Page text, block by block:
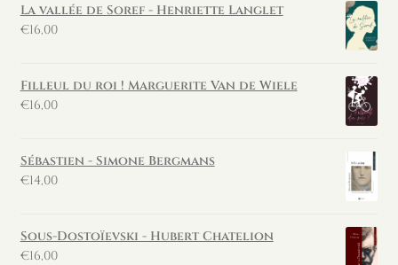
La vallée de Soref - Henriette Langlet
€16,00
Filleul du roi ! Marguerite Van de Wiele
€16,00
Sébastien - Simone Bergmans
€14,00
Sous-Dostoïevski - Hubert Chatelion
€16,00